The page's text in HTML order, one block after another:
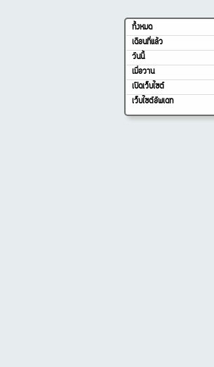
ทั้งหมด
เดือนที่แล้ว
วันนี้
เมื่อวาน
เปิดเว็บไซต์
เว็บไซต์อัพเดท